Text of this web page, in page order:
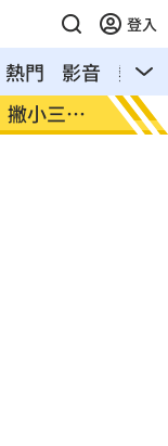
登入
熱門 影音
熱搜
會成立
新手
光